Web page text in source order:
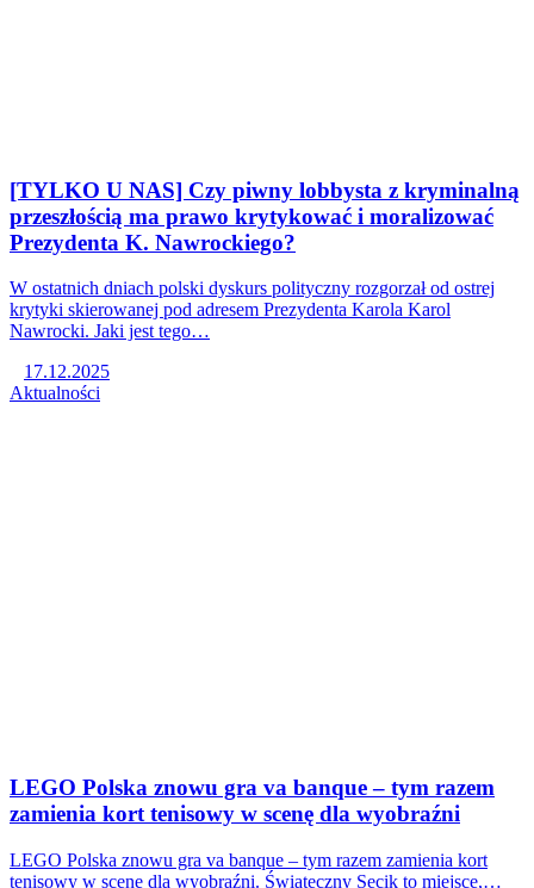
[TYLKO U NAS] Czy piwny lobbysta z kryminalną
przeszłością ma prawo krytykować i moralizować
Prezydenta K. Nawrockiego?
W ostatnich dniach polski dyskurs polityczny rozgorzał od ostrej
krytyki skierowanej pod adresem Prezydenta Karola Karol
Nawrocki. Jaki jest tego…
17.12.2025
Aktualności
LEGO Polska znowu gra va banque – tym razem
zamienia kort tenisowy w scenę dla wyobraźni
LEGO Polska znowu gra va banque – tym razem zamienia kort
tenisowy w scenę dla wyobraźni. Świąteczny Secik to miejsce,…